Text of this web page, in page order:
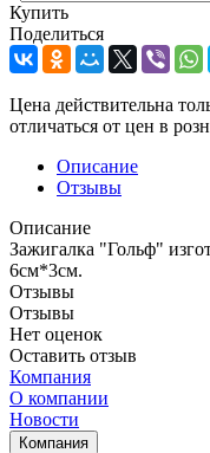
Купить
Поделиться
Цена действительна
отличаться от цен в
Описание
Отзывы
Описание
Зажигалка "Гольф"
6см*3см.
Отзывы
Отзывы
Нет оценок
Оставить отзыв
Компания
О компании
Новости
Компания